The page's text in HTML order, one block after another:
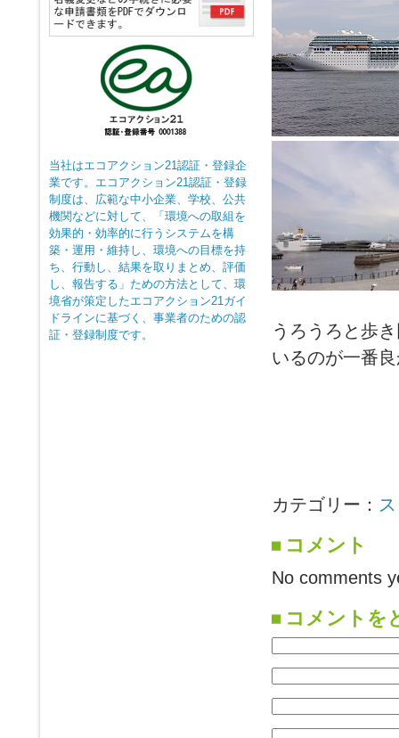
当社はエコアクション21認証・登録企
業です。エコアクション21認証・登録
制度は、広範な中小企業、学校、公共
機関などに対して、「環境への取組を
効果的・効率的に行うシステムを構
築・運用・維持し、環境への目標を持
ち、行動し、結果を取りまとめ、評価
し、報告する」ための方法として、環
境省が策定したエコアクション21ガイ
ドラインに基づく、事業者のための認
証・登録制度です。
うろうろと歩
いるのが一番
カテゴリー：
コメント
No comments
コメントを